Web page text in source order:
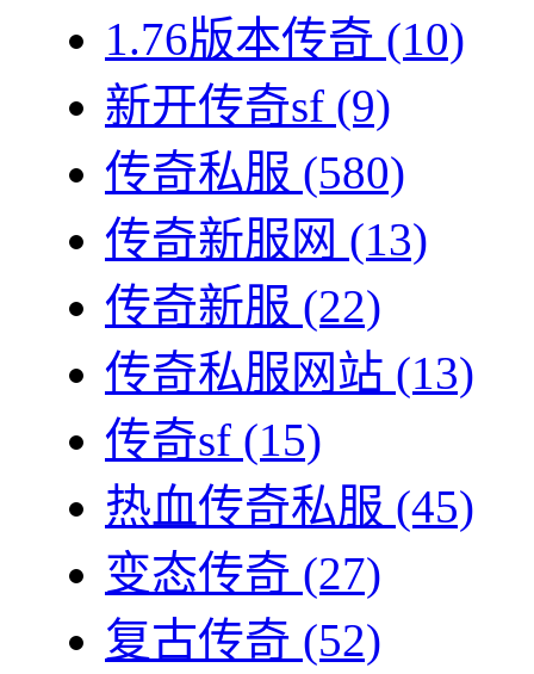
1.76版本传奇 (10)
新开传奇sf (9)
传奇私服 (580)
传奇新服网 (13)
传奇新服 (22)
传奇私服网站 (13)
传奇sf (15)
热血传奇私服 (45)
变态传奇 (27)
复古传奇 (52)